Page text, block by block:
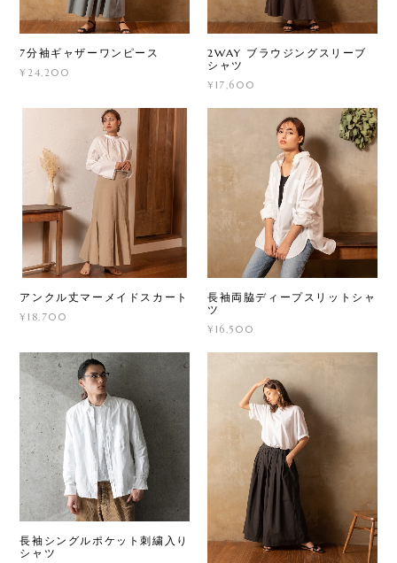
7分袖ギャザーワンピース
¥24,200
2WAY ブラウジングスリーブ
シャツ
¥17,600
アンクル丈マーメイドスカート
¥18,700
長袖両脇ディープスリットシャ
ツ
¥16,500
長袖シングルポケット刺繍入り
シャツ